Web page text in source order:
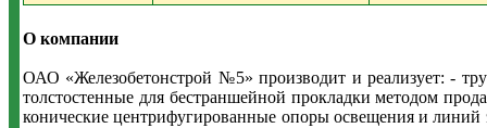
О компании
ОАО «Железобетонстрой №5» производит и реализует: -
толстостенные для бестраншейной прокладки методом
конические центрифугированные опоры освещения и